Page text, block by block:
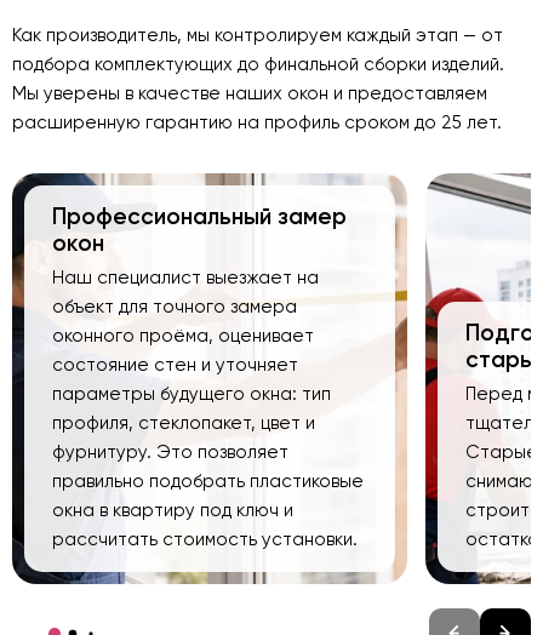
Как производитель, мы контролируем каждый этап — от
подбора комплектующих до финальной сборки изделий.
Мы уверены в качестве наших окон и предоставляем
расширенную гарантию на профиль сроком до 25 лет.
Профессиональный замер
окон
Наш специалист выезжает на
объект для точного замера
оконного проёма, оценивает
состояние стен и уточняет
параметры будущего окна: тип
профиля, стеклопакет, цвет и
фурнитуру. Это позволяет
правильно подобрать пластиковые
окна в квартиру под ключ и
рассчитать стоимость установки.
Перед
Старые